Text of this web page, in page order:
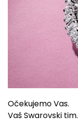
Očekujemo Vas.
Vaš Swarovski tim.